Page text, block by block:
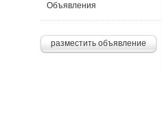
Объявления
разместить объявление